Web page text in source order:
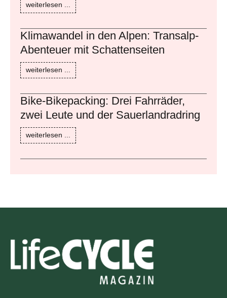
weiterlesen ...
Klimawandel in den Alpen: Transalp-
Abenteuer mit Schattenseiten
weiterlesen ...
Bike-Bikepacking: Drei Fahrräder,
zwei Leute und der Sauerlandradring
weiterlesen ...